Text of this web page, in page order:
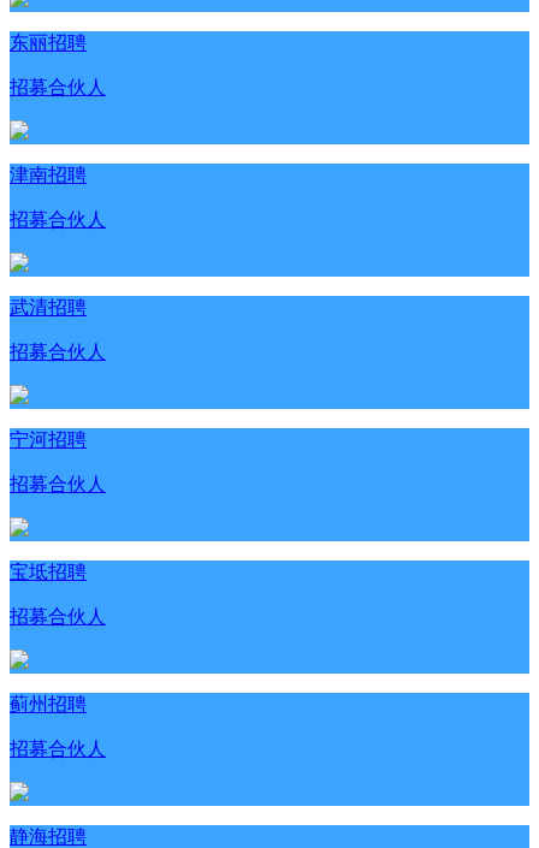
东丽招聘
招募合伙人
津南招聘
招募合伙人
武清招聘
招募合伙人
宁河招聘
招募合伙人
宝坻招聘
招募合伙人
蓟州招聘
招募合伙人
静海招聘